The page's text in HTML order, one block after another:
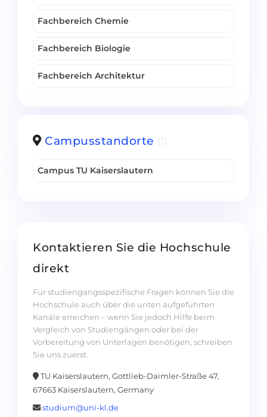
Fachbereich Chemie
Fachbereich Biologie
Fachbereich Architektur
Campusstandorte (1)
Campus TU Kaiserslautern
Kontaktieren Sie die Hochschule
direkt
Für studiengangsspezifische Fragen können Sie die
Hochschule auch über die unten aufgeführten
Kanäle erreichen – wenn Sie jedoch Hilfe beim
Vergleich von Studiengängen oder bei der
Vorbereitung von Unterlagen benötigen, schreiben
Sie uns zuerst.
TU Kaiserslautern, Gottlieb-Daimler-Straße 47,
67663 Kaiserslautern, Germany
studium@uni-kl.de